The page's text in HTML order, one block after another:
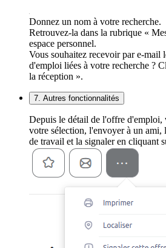
Donnez un nom à votre recherche.
Retrouvez-la dans la rubrique «
espace personnel.
Vous souhaitez recevoir par e-mail
d'emploi liées à votre recherche ?
la réception ».
7. Autres fonctionnalités
Depuis le détail de l'offre d'emploi,
votre sélection, l'envoyer à un
de travail et la signaler en cliquant